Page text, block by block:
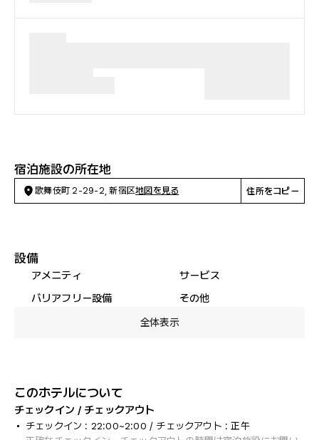
宿泊施設の所在地
歌舞伎町 2-29-2, 新宿区地図を見る 住所をコピー
設備
アメニティ
サービス
バリアフリー設備
その他
全体表示
このホテルについて
チェックイン / チェックアウト
チェックイン : 22:00~2:00 / チェックアウト : 正午